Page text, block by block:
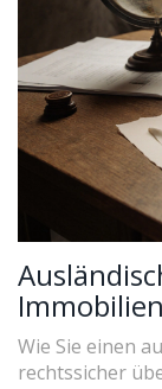
So geht’s
Wie Sie einen
rechtssicher